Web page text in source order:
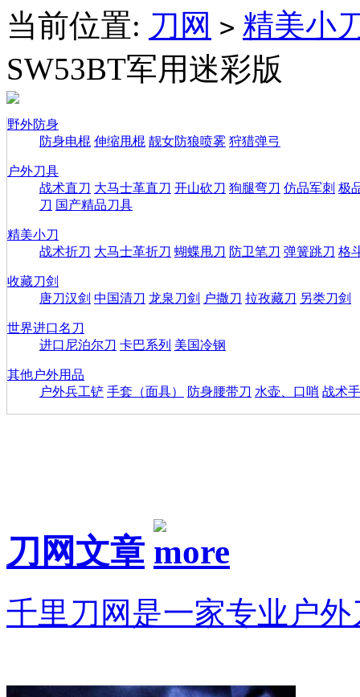
当前位置: 刀网 > 精美小
SW53BT军用迷彩版
野外防身
防身电棍 伸缩甩棍 靓女防狼喷雾 狩猎弹弓
户外刀具
战术直刀 大马士革直刀 开山砍刀 狗腿弯刀 仿品军刺 极
刀 国产精品刀具
精美小刀
战术折刀 大马士革折刀 蝴蝶甩刀 防卫笔刀 弹簧跳刀 格
收藏刀剑
唐刀汉剑 中国清刀 龙泉刀剑 户撒刀 拉孜藏刀 另类刀剑
世界进口名刀
进口尼泊尔刀 卡巴系列 美国冷钢
其他户外用品
户外兵工铲 手套（面具） 防身腰带刀 水壶、口哨 战术
刀网文章
千里刀网是一家专业户